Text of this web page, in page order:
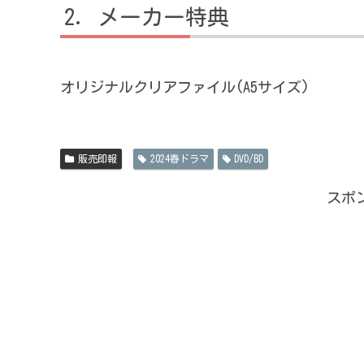
メーカー特典
オリジナルクリアファイル(A5サイズ)
販売即報 2024春ドラマ DVD/BD
スポ